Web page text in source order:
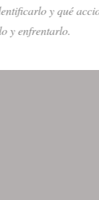
y qué
y enfrentarlo.